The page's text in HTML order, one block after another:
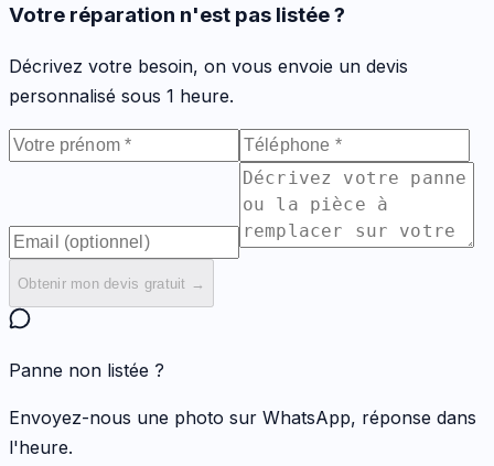
Votre réparation n'est pas listée ?
Décrivez votre besoin, on vous envoie un devis
personnalisé sous 1 heure.
Obtenir mon devis gratuit →
Panne non listée ?
Envoyez-nous une photo sur WhatsApp, réponse dans
l'heure.